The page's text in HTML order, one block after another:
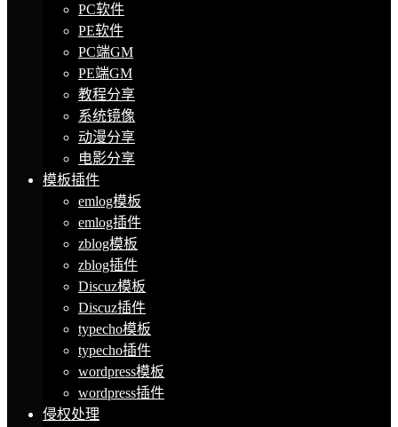
PC软件
PE软件
PC端GM
PE端GM
教程分享
系统镜像
动漫分享
电影分享
模板插件
emlog模板
emlog插件
zblog模板
zblog插件
Discuz模板
Discuz插件
typecho模板
typecho插件
wordpress模板
wordpress插件
侵权处理